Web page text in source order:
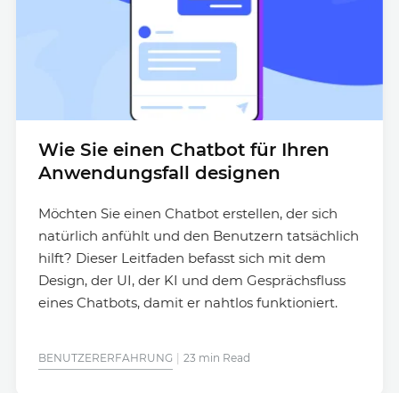
Wie Sie einen Chatbot für Ihren
Anwendungsfall designen
Möchten Sie einen Chatbot erstellen, der sich
natürlich anfühlt und den Benutzern tatsächlich
hilft? Dieser Leitfaden befasst sich mit dem
Design, der UI, der KI und dem Gesprächsfluss
eines Chatbots, damit er nahtlos funktioniert.
BENUTZERERFAHRUNG 23 min Read